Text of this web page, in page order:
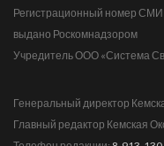
Регистрационный номер
выдано Роскомнадзором
Учредитель ООО «Система
Генеральный директор
Главный редактор Кемская